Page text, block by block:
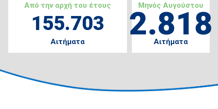
Από την αρχή του έτους
155.703
Αιτήματα
Μηνός Αυγούστου
2.818
Αιτήματα